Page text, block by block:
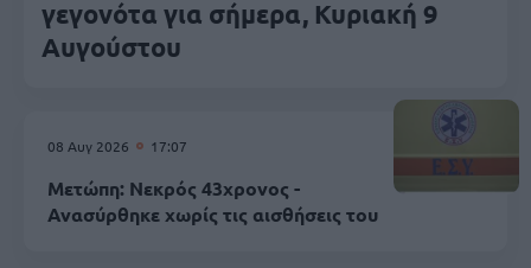
γεγονότα για σήμερα, Κυριακή 9
Αυγούστου
08 Αυγ 2026 17:07
Μετώπη: Νεκρός 43χρονος -
Ανασύρθηκε χωρίς τις αισθήσεις του